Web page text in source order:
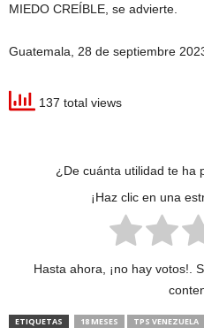
MIEDO CREÍBLE, se advierte.
Guatemala, 28 de septiembre
137 total views
¿De cuánta utilidad te ha
¡Haz clic en una
Hasta ahora, ¡no hay votos!.
ETIQUETAS 18 MESES TPS VENEZUELA